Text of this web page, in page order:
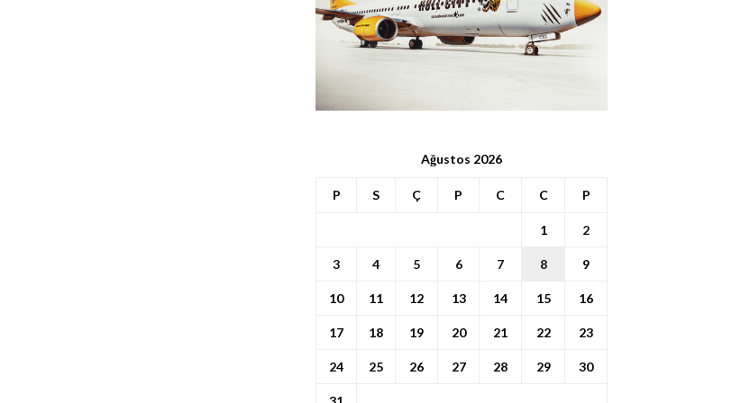
Ağustos 2026
P S Ç P C C P
1 2
3 4 5 6 7 8 9
10 11 12 13 14 15 16
17 18 19 20 21 22 23
24 25 26 27 28 29 30